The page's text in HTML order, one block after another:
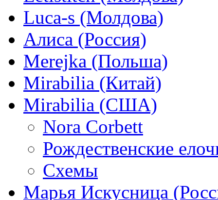
Luca-s (Молдова)
Алиса (Россия)
Merejka (Польша)
Mirabilia (Китай)
Mirabilia (США)
Nora Corbett
Рождественские
Схемы
Марья Искусница